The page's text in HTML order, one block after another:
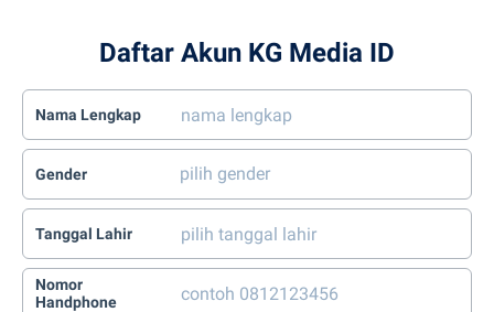
Daftar Akun KG Media ID
Nama Lengkap
Gender
Tanggal Lahir
Nomor
Handphone